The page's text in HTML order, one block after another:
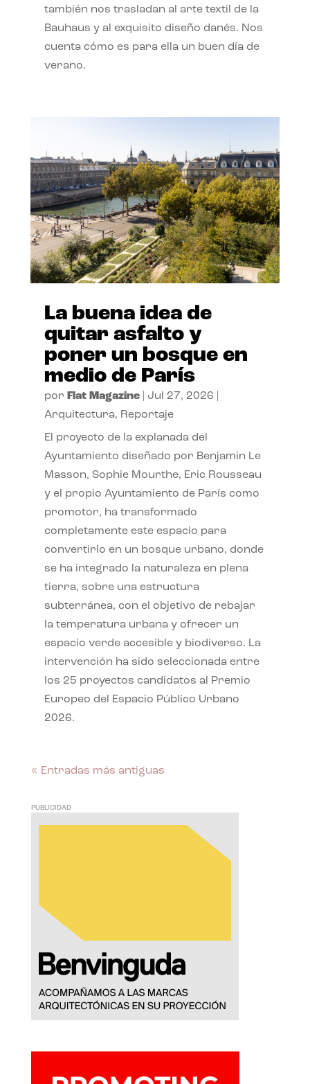
también nos trasladan al arte textil de la
Bauhaus y al exquisito diseño danés. Nos
cuenta cómo es para ella un buen día de
verano.
La buena idea de
quitar asfalto y
poner un bosque en
medio de París
por Flat Magazine| Jul 27, 2026
Arquitectura, Reportaje
El proyecto de la explanada del
Ayuntamiento diseñado por Benjamin Le
Masson, Sophie Mourthe, Eric Rousseau
y el propio Ayuntamiento de París como
promotor, ha transformado
completamente este espacio para
convertirlo en un bosque urbano, donde
se ha integrado la naturaleza en plena
tierra, sobre una estructura
subterránea, con el objetivo de rebajar
la temperatura urbana y ofrecer un
espacio verde accesible y biodiverso. La
intervención ha sido seleccionada entre
los 25 proyectos candidatos al Premio
Europeo del Espacio Público Urbano
2026.
« Entradas más antiguas
PUBLICIDAD